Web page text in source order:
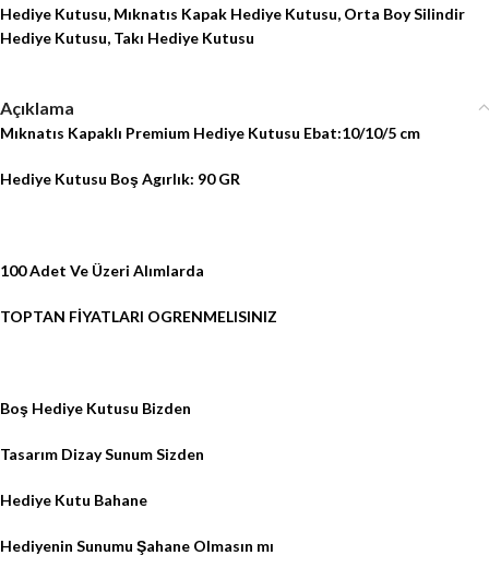
Hediye Kutusu, Mıknatıs Kapak Hediye Kutusu, Orta Boy Silindir
Hediye Kutusu, Takı Hediye Kutusu
Açıklama
Mıknatıs Kapaklı Premium Hediye Kutusu Ebat:10/10/5 cm
Hediye Kutusu Boş Agırlık: 90 GR
100 Adet Ve Üzeri Alımlarda
TOPTAN FİYATLARI OGRENMELISINIZ
Boş Hediye Kutusu Bizden
Tasarım Dizay Sunum Sizden
Hediye Kutu Bahane
Hediyenin Sunumu Şahane Olmasın mı